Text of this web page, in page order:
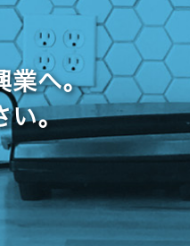
業へ。
い。